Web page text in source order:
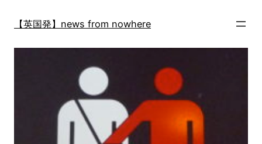
【英国発】news from nowhere